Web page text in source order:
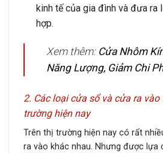
kinh tế của gia đình và đưa ra
hợp.
Xem thêm: Cửa Nhôm
Năng Lượng, Giảm Chi
2. Các loại cửa sổ và cửa ra
trường hiện nay
Trên thị trường hiện nay có rất
ra vào khác nhau. Nhưng được lựa